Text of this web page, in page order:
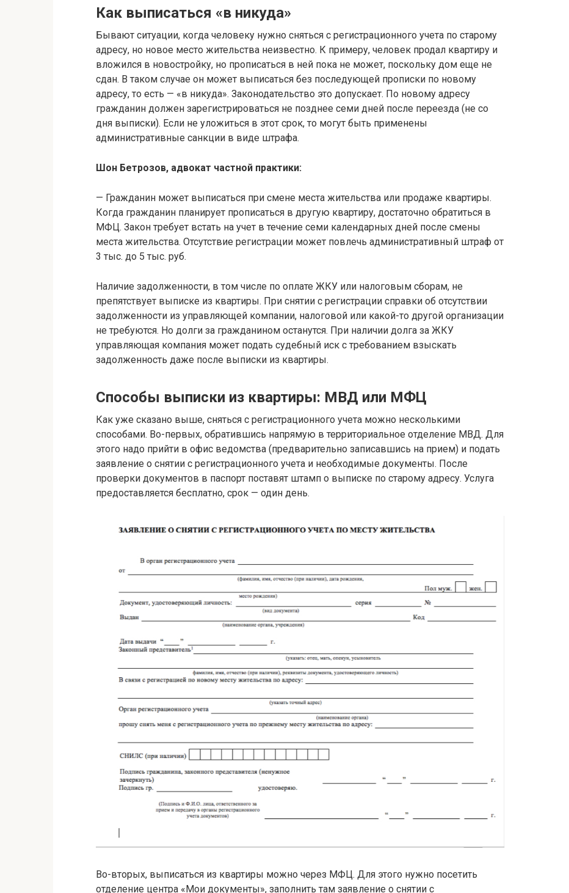
Как выписаться «в никуда»
Бывают ситуации, когда человеку нужно сняться с регистрационного учета по старому
адресу, но новое место жительства неизвестно. К примеру, человек продал квартиру и
вложился в новостройку, но прописаться в ней пока не может, поскольку дом еще не
сдан. В таком случае он может выписаться без последующей прописки по новому
адресу, то есть — «в никуда». Законодательство это допускает. По новому адресу
гражданин должен зарегистрироваться не позднее семи дней после переезда (не со
дня выписки). Если не уложиться в этот срок, то могут быть применены
административные санкции в виде штрафа.
Шон Бетрозов, адвокат частной практики:
— Гражданин может выписаться при смене места жительства или продаже квартиры.
Когда гражданин планирует прописаться в другую квартиру, достаточно обратиться в
МФЦ. Закон требует встать на учет в течение семи календарных дней после смены
места жительства. Отсутствие регистрации может повлечь административный штраф от
3 тыс. до 5 тыс. руб.
Наличие задолженности, в том числе по оплате ЖКУ или налоговым сборам, не
препятствует выписке из квартиры. При снятии с регистрации справки об отсутствии
задолженности из управляющей компании, налоговой или какой-то другой организации
не требуются. Но долги за гражданином останутся. При наличии долга за ЖКУ
управляющая компания может подать судебный иск с требованием взыскать
задолженность даже после выписки из квартиры.
Способы выписки из квартиры: МВД или МФЦ
Как уже сказано выше, сняться с регистрационного учета можно несколькими
способами. Во-первых, обратившись напрямую в территориальное отделение МВД. Для
этого надо прийти в офис ведомства (предварительно записавшись на прием) и подать
заявление о снятии с регистрационного учета и необходимые документы. После
проверки документов в паспорт поставят штамп о выписке по старому адресу. Услуга
предоставляется бесплатно, срок — один день.
Во-вторых, выписаться из квартиры можно через МФЦ. Для этого нужно посетить
отделение центра «Мои документы», заполнить там заявление о снятии с